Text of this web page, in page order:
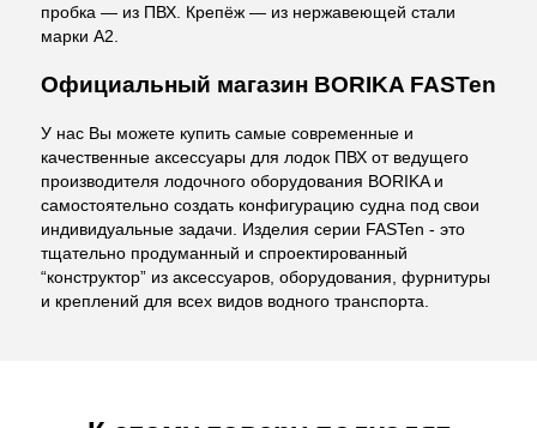
пробка — из ПВХ. Крепёж — из нержавеющей стали
марки А2.
Официальный магазин BORIKA FASTen
У нас Вы можете купить самые современные и
качественные аксессуары для лодок ПВХ от ведущего
производителя лодочного оборудования BORIKA и
самостоятельно создать конфигурацию судна под свои
индивидуальные задачи. Изделия серии FASTen - это
тщательно продуманный и спроектированный
“конструктор” из аксессуаров, оборудования, фурнитуры
и креплений для всех видов водного транспорта.